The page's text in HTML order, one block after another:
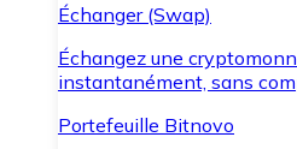
Échanger (Swap)
Échangez une
instantanément, sans
Portefeuille Bitnovo